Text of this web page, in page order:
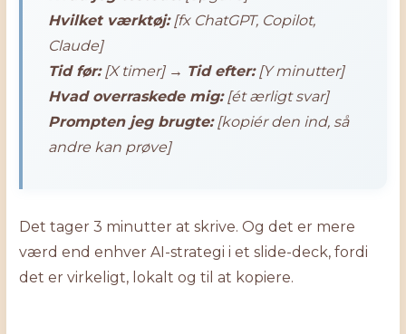
Hvilket værktøj:[fx ChatGPT, Copilot,
Claude]
Tid før:[X timer] → Tid efter:[Y minutter]
Hvad overraskede mig:[ét ærligt svar]
Prompten jeg brugte:[kopiér den ind, så
andre kan prøve]
Det tager 3 minutter at skrive. Og det er mere
værd end enhver AI-strategi i et slide-deck, fordi
det er virkeligt, lokalt og til at kopiere.